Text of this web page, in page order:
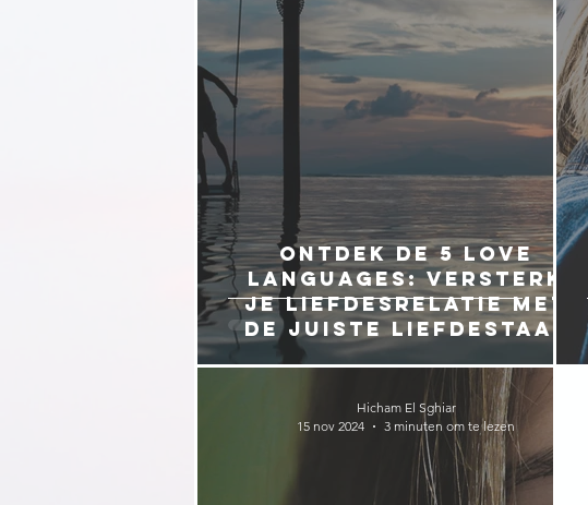
Ontdek de 5 Love
Languages: Versterk
je liefdesrelatie met
de juiste liefdestaal
Hicham El Sghiar
15 nov 2024
3 minuten om te lezen